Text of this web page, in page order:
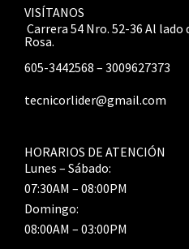
VISÍTANOS
Carrera 54 Nro. 52-36 Al
Rosa.
605-3442568 – 3009627373
tecnicorlider@gmail.com
HORARIOS DE ATENCIÓN
Lunes – Sábado:
07:30AM – 08:00PM
Domingo:
08:00AM – 03:00PM